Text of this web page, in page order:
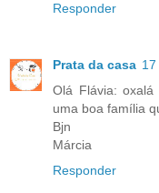
Responder
Prata da casa
Olá Flávia:
uma boa família
Bjn
Márcia
Responder